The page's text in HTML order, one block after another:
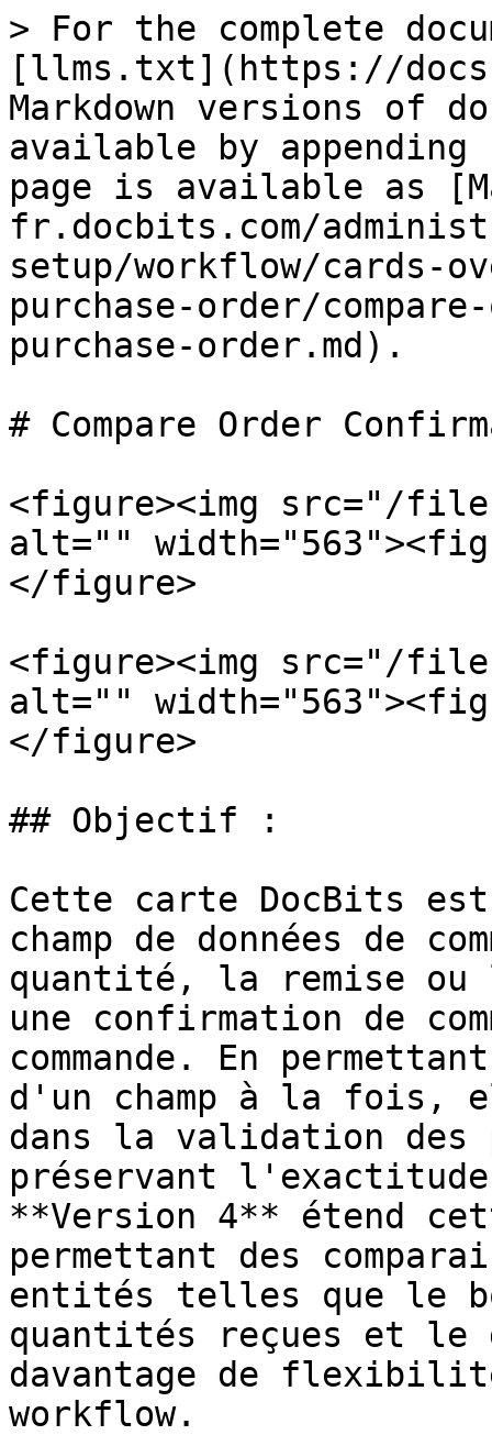
> For the complete
[llms.txt](https://
Markdown versions of
available by
page is available as
fr.docbits.com/
setup/workflow/cards-
purchase-order/
purchase-order.md).
# Compare Order
<figure><img src="/files/
alt=""
</figure>
<figure><img src="/files/
alt=""
</figure>
## Objectif :
Cette carte DocBits est
champ de données de
quantité, la remise
une confirmation de
commande. En
d'un champ à la fois,
dans la validation des
préservant l'exactitude
**Version 4** étend
permettant des
entités telles que le
quantités reçues et le
davantage de
workflow.